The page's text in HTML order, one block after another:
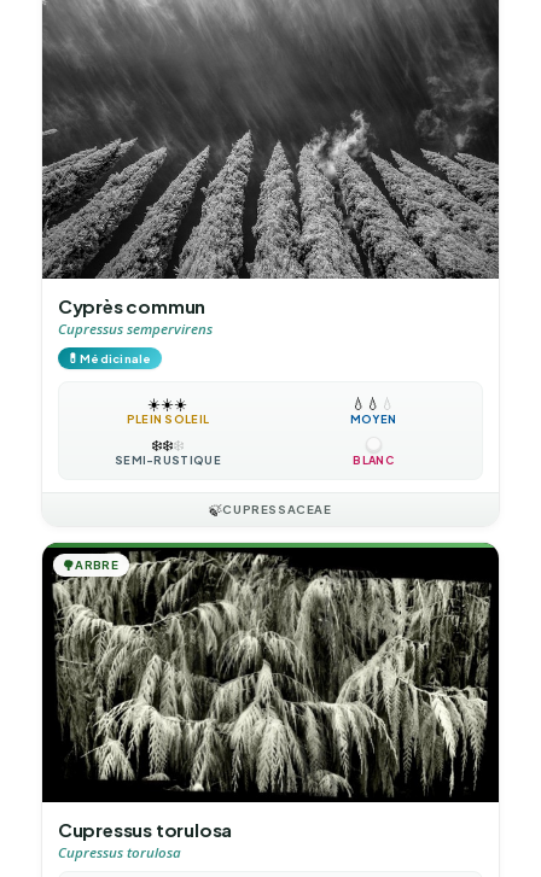
Cyprès commun
Cupressus sempervirens
💊Médicinale
☀️☀️☀️
PLEIN SOLEIL
💧 💧 💧
MOYEN
❄️❄️❄️
SEMI-RUSTIQUE BLANC
🍃CUPRESSACEAE
🌳ARBRE
Cupressus torulosa
Cupressus torulosa